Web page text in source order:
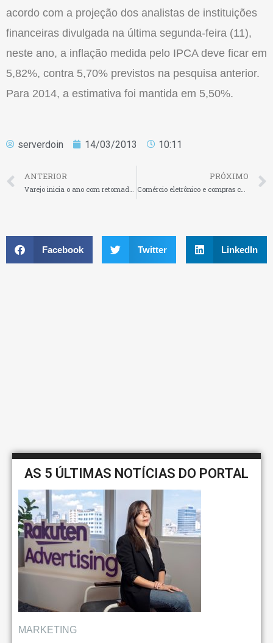
acordo com a projeção dos analistas de instituições
financeiras divulgada na última segunda-feira (11),
neste ano, a inflação medida pelo IPCA deve ficar em
5,82%, contra 5,70% previstos na pesquisa anterior.
Para 2014, a estimativa foi mantida em 5,50%.
serverdoin 14/03/2013 10:11
ANTERIOR PRÓXIMO
Comércio eletrônico e compras coletivas ainda geram muitas reclamações do consumidor
Facebook Twitter LinkedIn
AS 5 ÚLTIMAS NOTÍCIAS DO PORTAL
MARKETING